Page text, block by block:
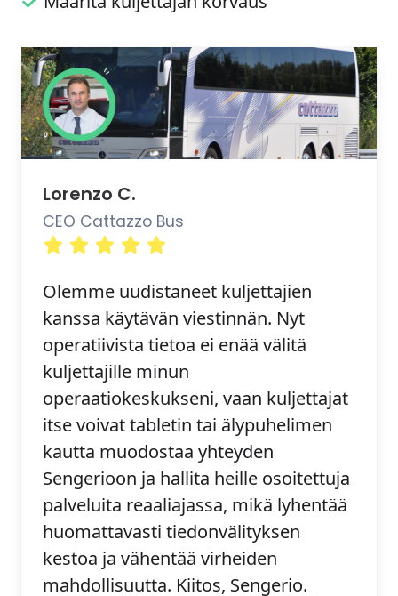
Lorenzo C.
CEO Cattazzo Bus
Olemme uudistaneet kuljettajien
kanssa käytävän viestinnän. Nyt
operatiivista tietoa ei enää välitä
kuljettajille minun
operaatiokeskukseni, vaan kuljettajat
itse voivat tabletin tai älypuhelimen
kautta muodostaa yhteyden
Sengerioon ja hallita heille osoitettuja
palveluita reaaliajassa, mikä lyhentää
huomattavasti tiedonvälityksen
kestoa ja vähentää virheiden
mahdollisuutta. Kiitos, Sengerio.